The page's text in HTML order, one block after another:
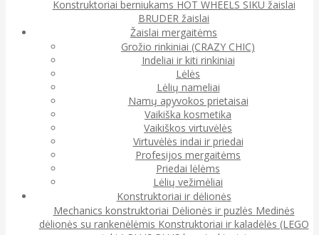
Konstruktoriai berniukams HOT WHEELS SIKU žaislai
BRUDER žaislai
Žaislai mergaitėms
Grožio rinkiniai (CRAZY CHIC)
Indeliai ir kiti rinkiniai
Lėlės
Lėlių nameliai
Namų apyvokos prietaisai
Vaikiška kosmetika
Vaikiškos virtuvėlės
Virtuvėlės indai ir priedai
Profesijos mergaitėms
Priedai lėlėms
Lėlių vežimėliai
Konstruktoriai ir dėlionės
Mechanics konstruktoriai Dėlionės ir puzlės Medinės
dėlionės su rankenėlėmis Konstruktoriai ir kaladėlės (LEGO